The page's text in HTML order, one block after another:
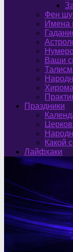
Фен
Имена
Ваши
Праздники
Какой
Лайфхаки